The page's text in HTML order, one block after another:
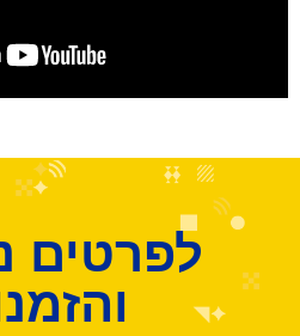
לפרטים